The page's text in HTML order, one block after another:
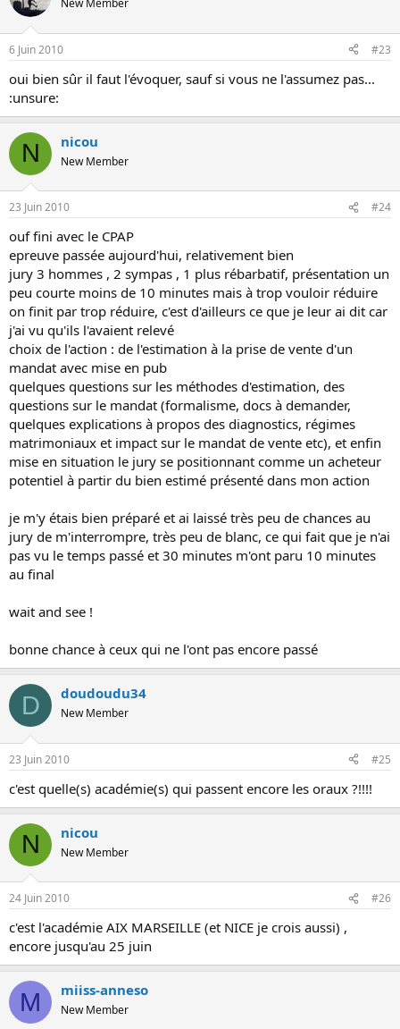
New Member
6 Juin 2010 #23
oui bien sûr il faut l'évoquer, sauf si vous ne l'assumez pas...
:unsure:
N nicou
New Member
23 Juin 2010 #24
ouf fini avec le CPAP
epreuve passée aujourd'hui, relativement bien
jury 3 hommes , 2 sympas , 1 plus rébarbatif, présentation un
peu courte moins de 10 minutes mais à trop vouloir réduire
on finit par trop réduire, c'est d'ailleurs ce que je leur ai dit car
j'ai vu qu'ils l'avaient relevé
choix de l'action : de l'estimation à la prise de vente d'un
mandat avec mise en pub
quelques questions sur les méthodes d'estimation, des
questions sur le mandat (formalisme, docs à demander,
quelques explications à propos des diagnostics, régimes
matrimoniaux et impact sur le mandat de vente etc), et enfin
mise en situation le jury se positionnant comme un acheteur
potentiel à partir du bien estimé présenté dans mon action
je m'y étais bien préparé et ai laissé très peu de chances au
jury de m'interrompre, très peu de blanc, ce qui fait que je n'ai
pas vu le temps passé et 30 minutes m'ont paru 10 minutes
au final
wait and see !
bonne chance à ceux qui ne l'ont pas encore passé
D doudoudu34
New Member
23 Juin 2010 #25
c'est quelle(s) académie(s) qui passent encore les oraux ?!!!!
N nicou
New Member
24 Juin 2010 #26
c'est l'académie AIX MARSEILLE (et NICE je crois aussi) ,
encore jusqu'au 25 juin
M miiss-anneso
New Member